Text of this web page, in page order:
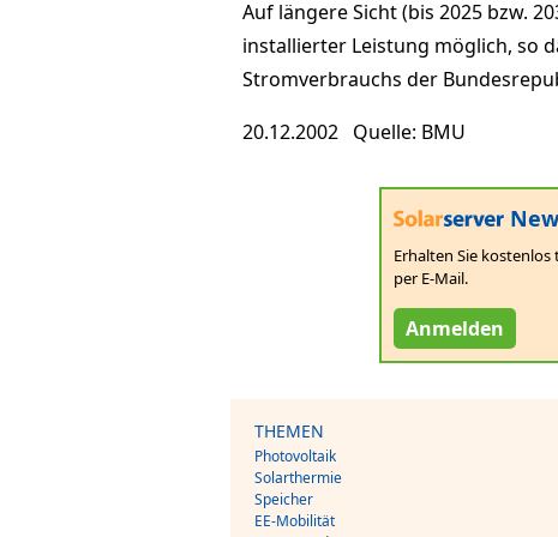
Auf längere Sicht (bis 2025 bzw.
installierter Leistung möglich, so
Stromverbrauchs der
20.12.2002 Quelle: BMU
Erhalten Sie
per E-Mail.
Anmelden
THEMEN
Photovoltaik
Solarthermie
Speicher
EE-Mobilität